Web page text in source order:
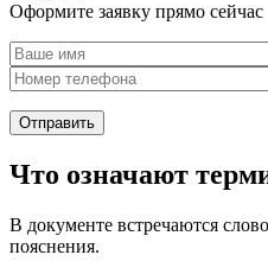
Оформите заявку прямо сейчас
Что означают
В документе встречаются
пояснения.